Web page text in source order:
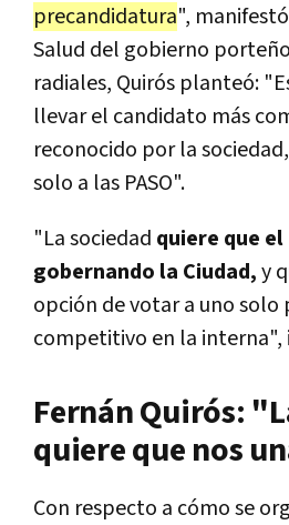
precandidatura",
Salud del gobierno
radiales, Quirós planteó:
llevar el candidato más
reconocido por la
solo a las PASO".
"La sociedad quiere que el
gobernando la Ciudad,y
opción de votar a uno solo
competitivo en la interna",
Fernán Quirós:
quiere que nos
Con respecto a cómo se